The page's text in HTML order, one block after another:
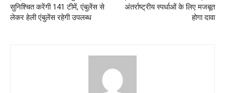
सुनिश्चित करेंगी 141 टीमें, एंबुलेंस से
लेकर हेली एंबुलेंस रहेगी उपलब्ध
अंतर्राष्ट्रीय स्पर्धाओं के लिए मजबूत
होगा दावा